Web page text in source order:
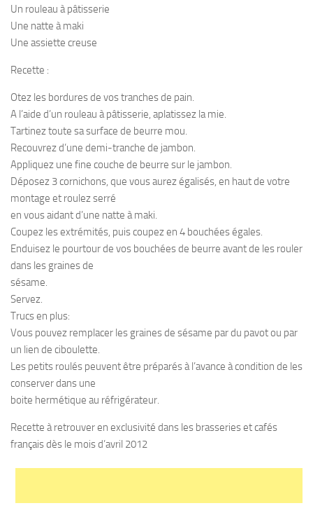
Un rouleau à pâtisserie
Une natte à maki
Une assiette creuse
Recette :
Otez les bordures de vos tranches de pain.
A l’aide d’un rouleau à pâtisserie, aplatissez la mie.
Tartinez toute sa surface de beurre mou.
Recouvrez d’une demi-tranche de jambon.
Appliquez une fine couche de beurre sur le jambon.
Déposez 3 cornichons, que vous aurez égalisés, en haut de votre
montage et roulez serré
en vous aidant d’une natte à maki.
Coupez les extrémités, puis coupez en 4 bouchées égales.
Enduisez le pourtour de vos bouchées de beurre avant de les rouler
dans les graines de
sésame.
Servez.
Trucs en plus:
Vous pouvez remplacer les graines de sésame par du pavot ou par
un lien de ciboulette.
Les petits roulés peuvent être préparés à l’avance à condition de les
conserver dans une
boite hermétique au réfrigérateur.
Recette à retrouver en exclusivité dans les brasseries et cafés
français dès le mois d’avril 2012